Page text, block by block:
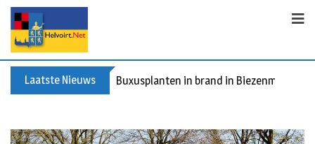
Laatste Nieuws Buxusplanten in brand in Biezenmortel,